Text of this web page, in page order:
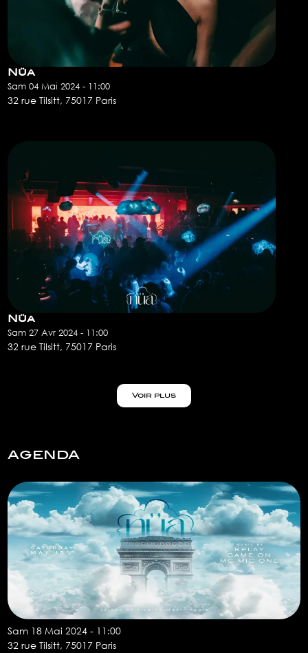
Nüa
Sam 04 Mai 2024 - 11:00
32 rue Tilsitt, 75017 Paris
Nüa
Sam 27 Avr 2024 - 11:00
32 rue Tilsitt, 75017 Paris
Voir plus
agenda
Sam 18 Mai 2024 - 11:00
32 rue Tilsitt, 75017 Paris